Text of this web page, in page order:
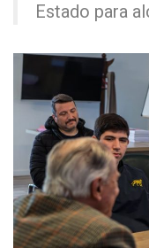
Estado para